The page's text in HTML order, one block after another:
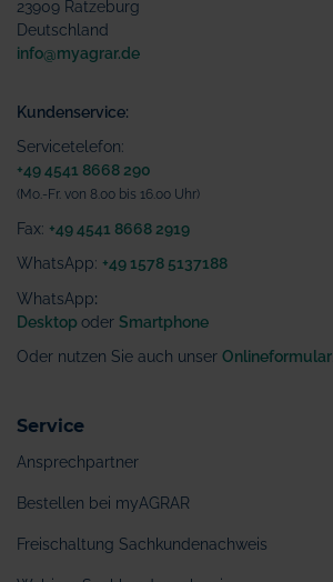
23909 Ratzeburg
Deutschland
info@myagrar.de
Kundenservice:
Servicetelefon:
+49 4541 8668 290
(Mo.-Fr. von 8.00 bis 16.00 Uhr)
Fax: +49 4541 8668 2919
WhatsApp: +49 1578 5137188
WhatsApp:
Desktop oder Smartphone
Oder nutzen Sie auch unser Onlineformular
Service
Ansprechpartner
Bestellen bei myAGRAR
Freischaltung Sachkundenachweis